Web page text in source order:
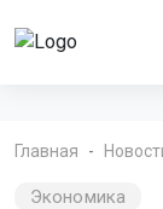
Главная
Экономика